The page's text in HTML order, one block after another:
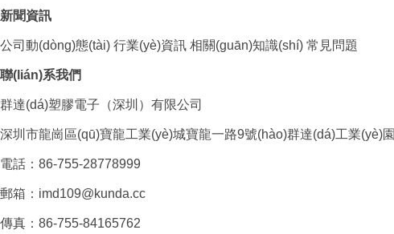
新聞資訊
公司動(dòng)態(tài) 行業(yè)資訊 相關(guān)知識(shí) 常見問題
聯(lián)系我們
群達(dá)塑膠電子（深圳）有限公司
深圳市龍崗區(qū)寶龍工業(yè)城寶龍一路9號(hào)群達(dá)工業(yè)園
電話：86-755-28778999
郵箱：imd109@kunda.cc
傳真：86-755-84165762